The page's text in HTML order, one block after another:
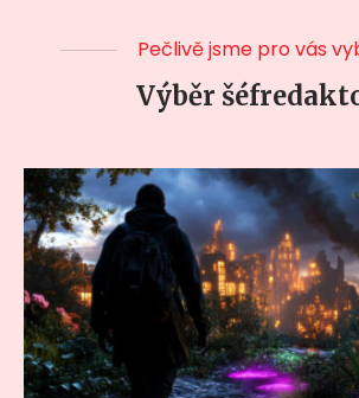
Pečlivě jsme pro vás
Výběr